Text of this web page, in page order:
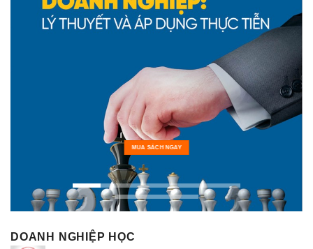
MUA SÁCH NGAY
DOANH NGHIỆP HỌC